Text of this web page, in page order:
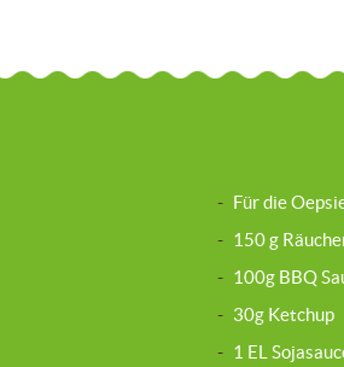
- Für die
- 150 g
- 100g BBQ
- 30g Ketchup
- 1 EL